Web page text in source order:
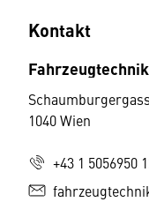
Kontakt
1040 Wien
+43 1 5056950